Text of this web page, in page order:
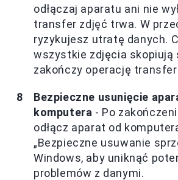
odłączaj aparatu ani nie
transfer zdjęć trwa. W
ryzykujesz utratę danych.
wszystkie zdjęcia skopiują
zakończy operację
Bezpieczne usunięcie
komputera - Po
odłącz aparat od
„Bezpieczne usuwanie
Windows, aby uniknąć
problemów z danymi.